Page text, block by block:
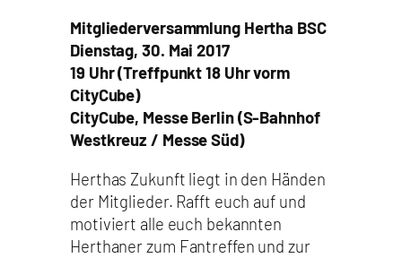
Mitgliederversammlung Hertha BSC
Dienstag, 30. Mai 2017
19 Uhr (Treffpunkt 18 Uhr vorm
CityCube)
CityCube, Messe Berlin (S-Bahnhof
Westkreuz / Messe Süd)
Herthas Zukunft liegt in den Händen
der Mitglieder. Rafft euch auf und
motiviert alle euch bekannten
Herthaner zum Fantreffen und zur